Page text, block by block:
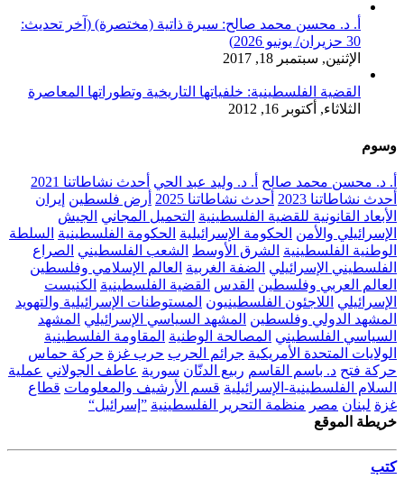
أ. د. محسن محمد صالح: سيرة ذاتية (مختصرة) (آخر تحديث:
30 حزيران/ يونيو 2026)
الإثنين, سبتمبر 18, 2017
القضية الفلسطينية: خلفياتها التاريخية وتطوراتها المعاصرة
الثلاثاء, أكتوبر 16, 2012
وسوم
أ. د. محسن محمد صالح أ. د. وليد عبد الحي أحدث نشاطاتنا 2021
أحدث نشاطاتنا 2023
أحدث نشاطاتنا 2025 أرض فلسطين إيران
الأبعاد القانونية للقضية الفلسطينية التحميل المجاني الجيش
الإسرائيلي والأمن الحكومة الإسرائيلية الحكومة الفلسطينية السلطة
الوطنية الفلسطينية الشرق الأوسط الشعب الفلسطيني الصراع
الفلسطيني الإسرائيلي الضفة الغربية العالم الإسلامي وفلسطين
العالم العربي وفلسطين القدس القضية الفلسطينية الكنيست
الإسرائيلي اللاجئون الفلسطينيون المستوطنات الإسرائيلية والتهويد
المشهد الدولي وفلسطين المشهد السياسي الإسرائيلي المشهد
السياسي الفلسطيني المصالحة الوطنية المقاومة الفلسطينية
الولايات المتحدة الأمريكية جرائم الحرب حرب غزة حركة حماس
حركة فتح د. باسم القاسم ربيع الدنّان سورية عاطف الجولاني عملية
السلام الفلسطينية-الإسرائيلية قسم الأرشيف والمعلومات قطاع
غزة لبنان مصر منظمة التحرير الفلسطينية ”إسرائيل“
خريطة الموقع
كتب